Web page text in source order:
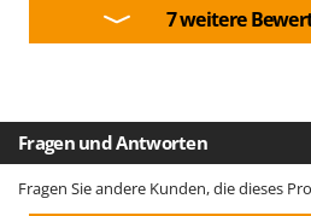
Zomax
7 weitere
Fragen und Antworten
Fragen Sie andere Kunden, die dieses